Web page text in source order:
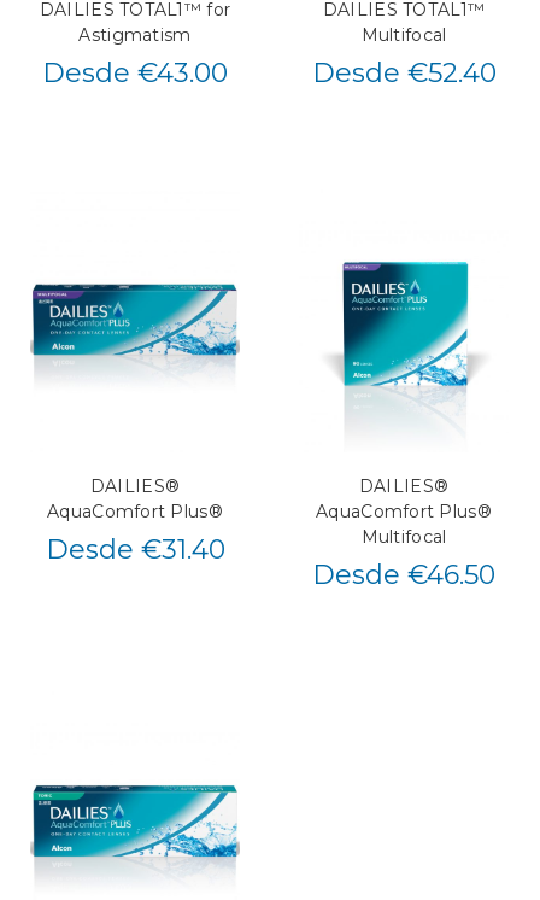
DAILIES TOTAL1™ for
Astigmatism
Desde €43.00
DAILIES TOTAL1™
Multifocal
Desde €52.40
DAILIES®
AquaComfort Plus®
Desde €31.40
DAILIES®
AquaComfort Plus®
Multifocal
Desde €46.50